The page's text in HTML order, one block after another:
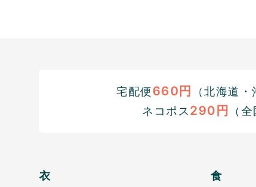
宅配便660円
（北海道
ネコポス290円 （
衣 食